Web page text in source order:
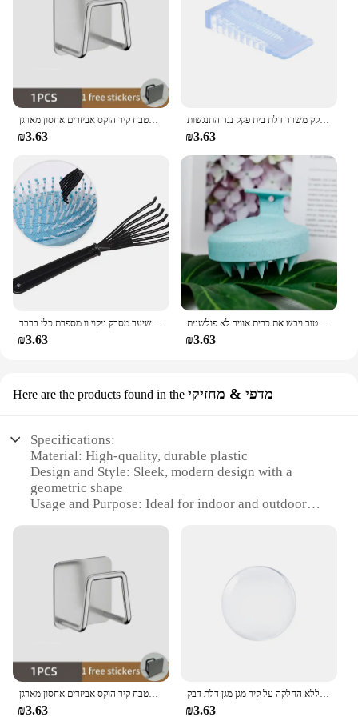
₪3.63
פקק דלת סיליקון דלת פעמיים זעזועים לבלוק חוצץ דלת ידית פקק דלת ידית פקק משרד דלת בית פקק נגד התנגשות
₪3.63
מסרק מברשת מנקה מנקה מסיר משובץ יופי כלי פלסטיק ידית שיער מסרק ניקוי וו מספרת כלי ברבר
₪3.63
ראש ניקוי ועיסוי הקרקפת רטוב ויבש הקרקפת רטוב ויבש את כרית אוויר לא פולשנית
₪3.63
Here are the products found in the מדפי & מחזיקי
Specifications:
Material: High-quality, durable plastic
Design and Style: Sleek, modern design with a
geometric shape
Usage and Purpose: Ideal for indoor and outdoor
Shape or Size or Weight or Quantity: Available in
Performance and Property: Lightweight yet sturdy,
ensuring stability and longevity
Parts and Accessories: Comes as a set, including the
planter and vase components
|Vendors|
**Elegant Aesthetics and Versatile Use**
The Umbra Trigg Planter Vase is not just a piece of
₪3.63 ₪3.63